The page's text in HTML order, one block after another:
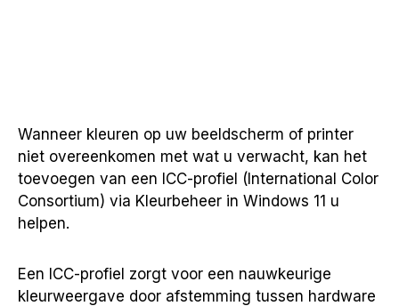
Wanneer kleuren op uw beeldscherm of printer
niet overeenkomen met wat u verwacht, kan het
toevoegen van een ICC-profiel (International Color
Consortium) via Kleurbeheer in Windows 11 u
helpen.
Een ICC-profiel zorgt voor een nauwkeurige
kleurweergave door afstemming tussen hardware